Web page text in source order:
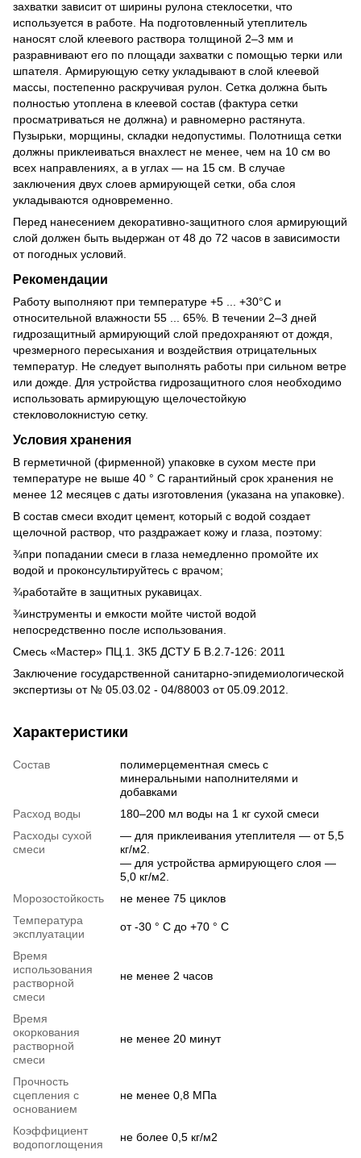
захватки зависит от ширины рулона стеклосетки, что
используется в работе. На подготовленный утеплитель
наносят слой клеевого раствора толщиной 2–3 мм и
разравнивают его по площади захватки с помощью терки или
шпателя. Армирующую сетку укладывают в слой клеевой
массы, постепенно раскручивая рулон. Сетка должна быть
полностью утоплена в клеевой состав (фактура сетки
просматриваться не должна) и равномерно растянута.
Пузырьки, морщины, складки недопустимы. Полотнища сетки
должны приклеиваться внахлест не менее, чем на 10 см во
всех направлениях, а в углах — на 15 см. В случае
заключения двух слоев армирующей сетки, оба слоя
укладываются одновременно.
Перед нанесением декоративно-защитного слоя армирующий
слой должен быть выдержан от 48 до 72 часов в зависимости
от погодных условий.
Рекомендации
Работу выполняют при температуре +5 ... +30°С и
относительной влажности 55 ... 65%. В течении 2–3 дней
гидрозащитный армирующий слой предохраняют от дождя,
чрезмерного пересыхания и воздействия отрицательных
температур. Не следует выполнять работы при сильном ветре
или дожде. Для устройства гидрозащитного слоя необходимо
использовать армирующую щелочестойкую
стекловолокнистую сетку.
Условия хранения
В герметичной (фирменной) упаковке в сухом месте при
температуре не выше 40 ° С гарантийный срок хранения не
менее 12 месяцев с даты изготовления (указана на упаковке).
В состав смеси входит цемент, который с водой создает
щелочной раствор, что раздражает кожу и глаза, поэтому:
¾при попадании смеси в глаза немедленно промойте их
водой и проконсультируйтесь с врачом;
¾работайте в защитных рукавицах.
¾инструменты и емкости мойте чистой водой
непосредственно после использования.
Смесь «Мастер» ПЦ.1. 3К5 ДСТУ Б В.2.7-126: 2011
Заключение государственной санитарно-эпидемиологической
экспертизы от № 05.03.02 - 04/88003 от 05.09.2012.
Характеристики
Состав
полимерцементная смесь с
минеральными наполнителями и
добавками
Расход воды
180–200 мл воды на 1 кг сухой смеси
Расходы сухой
смеси
— для приклеивания утеплителя — от 5,5
кг/м2.
— для устройства армирующего слоя —
5,0 кг/м2.
Морозостойкость
не менее 75 циклов
Температура
эксплуатации
от -30 ° C до +70 ° C
Время
использования
растворной
смеси
не менее 2 часов
Время
окоркования
растворной
смеси
не менее 20 минут
Прочность
сцепления с
основанием
не менее 0,8 МПа
Коэффициент
водопоглощения
не более 0,5 кг/м2